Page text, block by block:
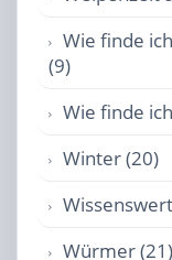
Wie finde
(9)
Wie finde
Winter (20)
Würmer (21)